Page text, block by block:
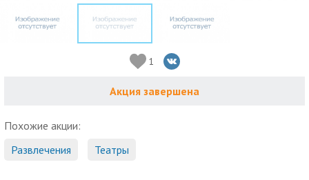
1
Акция завершена
Похожие акции:
Развлечения
Театры